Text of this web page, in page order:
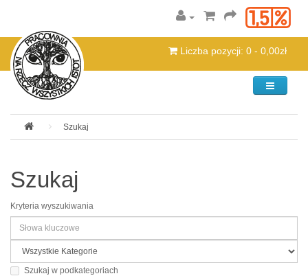
Liczba pozycji: 0 - 0,00zł
Kategorie
Szukaj
Szukaj
Kryteria wyszukiwania
Szukaj w podkategoriach